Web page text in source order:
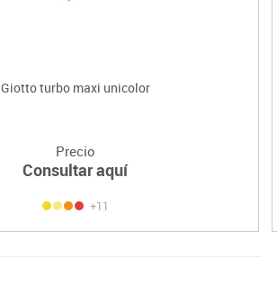
Giotto turbo maxi unicolor
Precio
Consultar aquí
+11